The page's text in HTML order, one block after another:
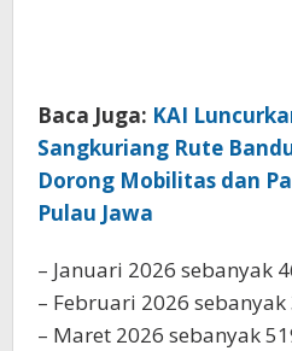
Baca Juga: KAI
Sangkuriang Rute
Dorong Mobilitas dan
Pulau Jawa
– Januari 2026 sebanyak
– Februari 2026
– Maret 2026 sebanyak